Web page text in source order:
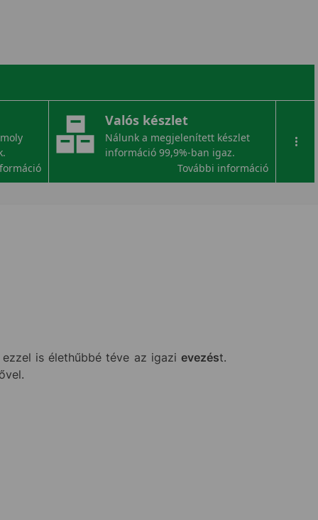
Valós készlet
Nálunk a megjelenített készlet
információ 99,9%-ban igaz.
További információ
...
is élethűbbé téve az igazievezést.